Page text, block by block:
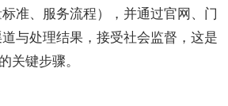
准、服务流程），并通过官网、门
与处理结果，接受社会监督，这是
关键步骤。